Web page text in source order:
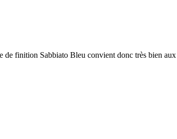
finition Sabbiato Bleu convient donc très bien